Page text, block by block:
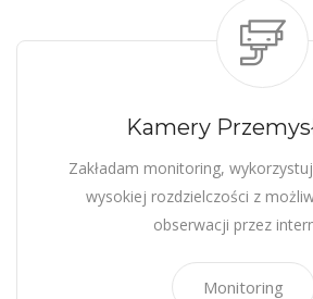
Kamery
Zakładam monitoring,
wysokiej rozdzielczości z
obserwacji przez
Monitoring